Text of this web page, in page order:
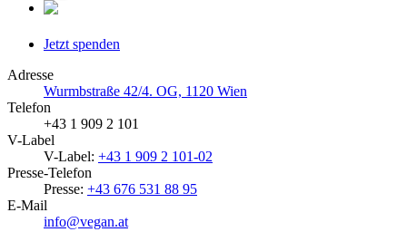
Jetzt spenden
Adresse
Wurmbstraße 42/4. OG, 1120 Wien
Telefon
+43 1 909 2 101
V-Label
V-Label: +43 1 909 2 101-02
Presse-Telefon
Presse: +43 676 531 88 95
E-Mail
info@vegan.at